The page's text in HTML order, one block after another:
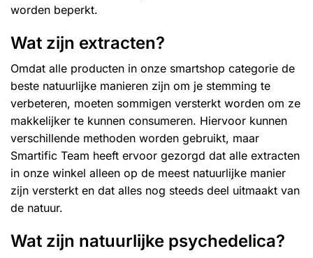
worden beperkt.
Wat zijn extracten?
Omdat alle producten in onze smartshop categorie de
beste natuurlijke manieren zijn om je stemming te
verbeteren, moeten sommigen versterkt worden om ze
makkelijker te kunnen consumeren. Hiervoor kunnen
verschillende methoden worden gebruikt, maar
Smartific Team heeft ervoor gezorgd dat alle extracten
in onze winkel alleen op de meest natuurlijke manier
zijn versterkt en dat alles nog steeds deel uitmaakt van
de natuur.
Wat zijn natuurlijke psychedelica?